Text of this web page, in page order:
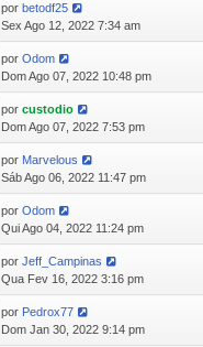
porbetodf25
Sex Ago 12, 2022 7:34 am
porOdom
Dom Ago 07, 2022 10:48 pm
porcustodio
Dom Ago 07, 2022 7:53 pm
por Marvelous
Sáb Ago 06, 2022 11:47 pm
porOdom
Qui Ago 04, 2022 11:24 pm
porJeff_Campinas
Qua Fev 16, 2022 3:16 pm
por Pedrox77
Dom Jan 30, 2022 9:14 pm